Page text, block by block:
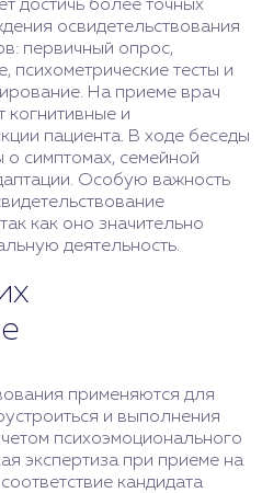
достичь более точных
освидетельствования
первичный опрос,
психометрические тесты и
На приеме врач
когнитивные и
пациента. В ходе беседы
о симптомах, семейной
Особую важность
как оно значительно
деятельность.
применяются для
и выполнения
психоэмоционального
экспертиза при приеме на
кандидата